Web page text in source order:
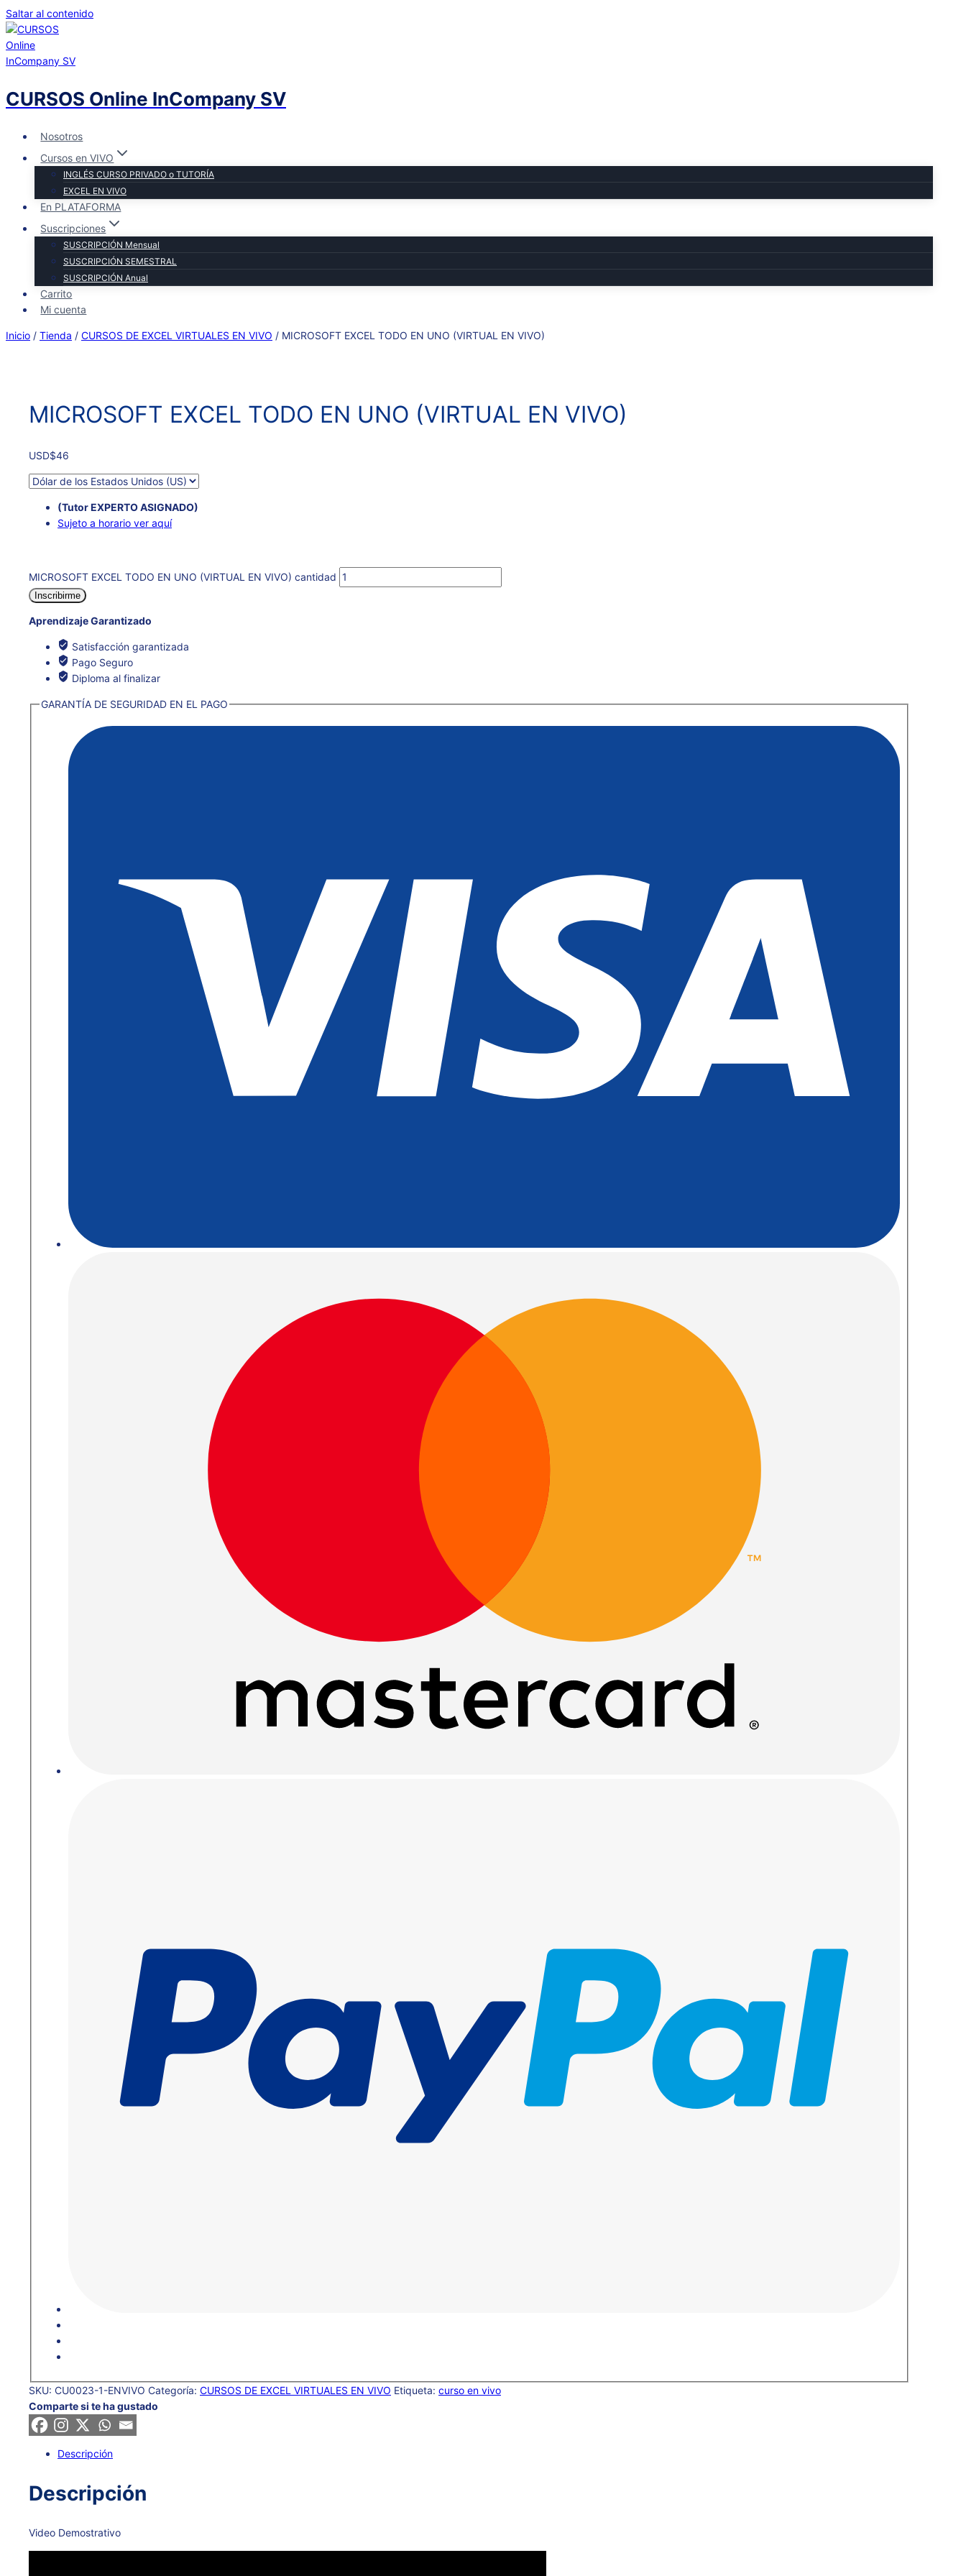
Saltar al contenido
CURSOS Online InCompany SV
Nosotros
Cursos en VIVO
INGLÉS CURSO PRIVADO o TUTORÍA
EXCEL EN VIVO
En PLATAFORMA
Suscripciones
SUSCRIPCIÓN Mensual
SUSCRIPCIÓN SEMESTRAL
SUSCRIPCIÓN Anual
Carrito
Mi cuenta
Inicio / Tienda / CURSOS DE EXCEL VIRTUALES EN VIVO / MICROSOFT EXCEL TODO EN UNO (VIRTUAL EN VIVO)
MICROSOFT EXCEL TODO EN UNO (VIRTUAL EN VIVO)
USD$46
(Tutor EXPERTO ASIGNADO)
Sujeto a horario ver aquí
MICROSOFT EXCEL TODO EN UNO (VIRTUAL EN VIVO) cantidad
Inscribirme
Aprendizaje Garantizado
Satisfacción garantizada
Pago Seguro
Diploma al finalizar
GARANTÍA DE SEGURIDAD EN EL PAGO
SKU: CU0023-1-ENVIVO Categoría: CURSOS DE EXCEL VIRTUALES EN VIVO Etiqueta: curso en vivo
Comparte si te ha gustado
Descripción
Descripción
Video Demostrativo